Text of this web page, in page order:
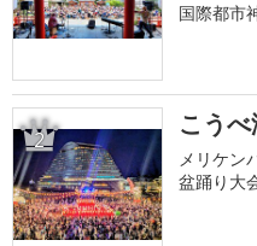
国際都市
2 こう
メリケン
盆踊り大